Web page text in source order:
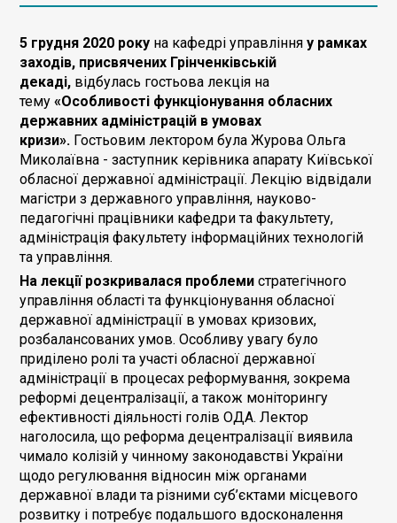
5 грудня 2020 року на кафедрі управління у рамках
заходів, присвячених Грінченківській
декаді, відбулась гостьова лекція на
тему «Особливості функціонування обласних
державних адміністрацій в умовах
кризи». Гостьовим лектором була Журова Ольга
Миколаївна - заступник керівника апарату Київської
обласної державної адміністрації. Лекцію відвідали
магістри з державного управління, науково-
педагогічні працівники кафедри та факультету,
адміністрація факультету інформаційних технологій
та управління.
На лекції розкривалася проблеми стратегічного
управління області та функціонування обласної
державної адміністрації в умовах кризових,
розбалансованих умов. Особливу увагу було
приділено ролі та участі обласної державної
адміністрації в процесах реформування, зокрема
реформі децентралізації, а також моніторингу
ефективності діяльності голів ОДА. Лектор
наголосила, що реформа децентралізації виявила
чимало колізій у чинному законодавстві України
щодо регулювання відносин між органами
державної влади та різними суб’єктами місцевого
розвитку і потребує подальшого вдосконалення